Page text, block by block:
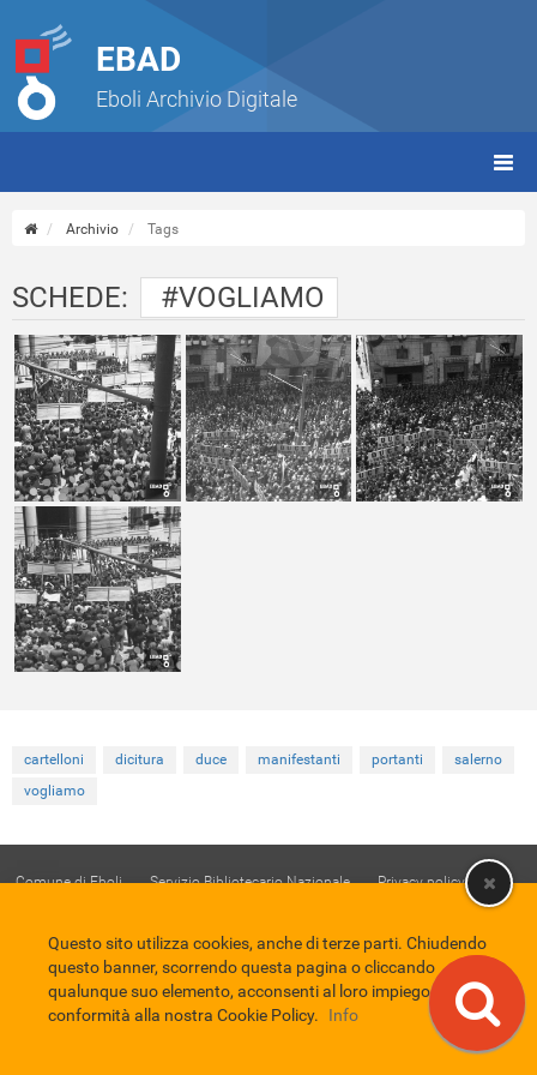
EBAD
Eboli Archivio Digitale
Archivio Tags
SCHEDE: #VOGLIAMO
cartelloni dicitura duce manifestanti portanti
salerno
vogliamo
Comune di Eboli Servizio Bibliotecario Nazionale
Privacy policy
EBAD
Eboli Archivio Digitale
Questo sito utilizza cookies, anche di terze parti. Chiudendo
questo banner, scorrendo questa pagina o cliccando
qualunque suo elemento, acconsenti al loro impiego in
conformità alla nostra Cookie Policy.
Info